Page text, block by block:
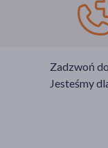
Zadzwoń
Jesteśmy